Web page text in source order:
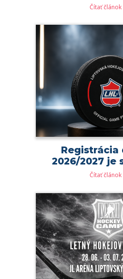
Čítať článok
Registrácia
2026/2027 je
Čítať článok